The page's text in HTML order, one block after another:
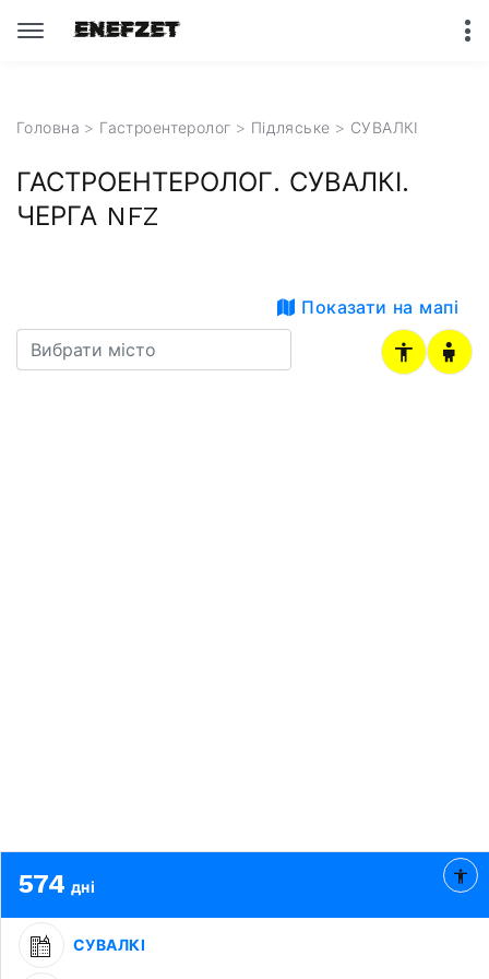
Головна > Гастроентеролог > Підляське > СУВАЛКІ
ГАСТРОЕНТЕРОЛОГ. СУВАЛКІ.
ЧЕРГА NFZ
Показати на мапі
574 дні
СУВАЛКІ